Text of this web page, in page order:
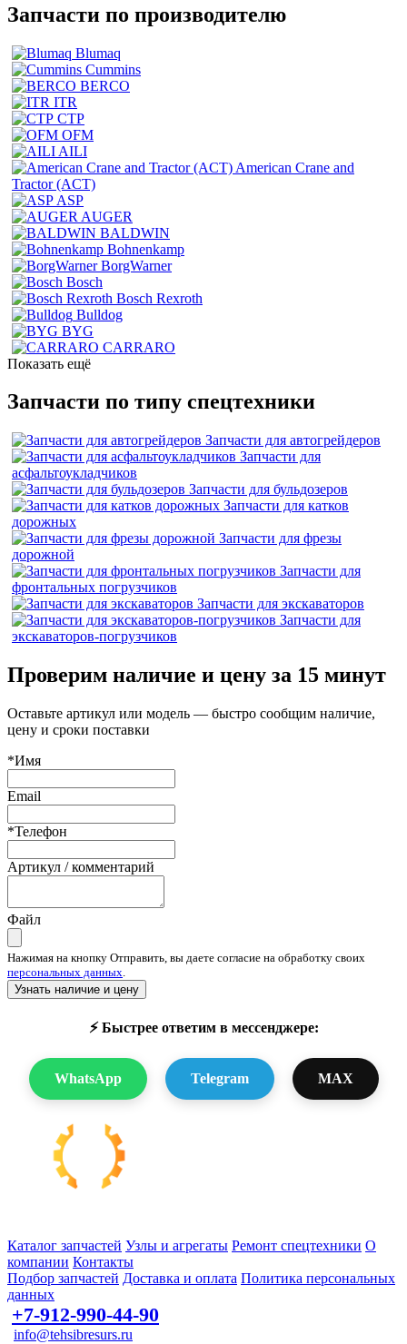
Запчасти по производителю
Blumaq
Cummins
BERCO
ITR
CTP
OFM
AILI
American Crane and
Tractor (ACT)
ASP
AUGER
BALDWIN
Bohnenkamp
BorgWarner
Bosch
Bosch Rexroth
Bulldog
BYG
CARRARO
Показать ещё
Запчасти по типу спецтехники
Запчасти для автогрейдеров
Запчасти для
асфальтоукладчиков
Запчасти для бульдозеров
Запчасти для катков
дорожных
Запчасти для фрезы
дорожной
Запчасти для
фронтальных погрузчиков
Запчасти для экскаваторов
Запчасти для
экскаваторов-погрузчиков
Проверим наличие и цену за 15 минут
Оставьте артикул или модель — быстро сообщим наличие,
цену и сроки поставки
*Имя
Email
*Телефон
Артикул / комментарий
Файл
Нажимая на кнопку Отправить, вы даете согласие на обработку своих
персональных данных.
Узнать наличие и цену
⚡ Быстрее ответим в мессенджере:
WhatsApp Telegram MAX
Каталог запчастей Узлы и агрегаты Ремонт спецтехники О
компании Контакты
Подбор запчастей Доставка и оплата Политика персональных
данных
+7-912-990-44-90
info@tehsibresurs.ru